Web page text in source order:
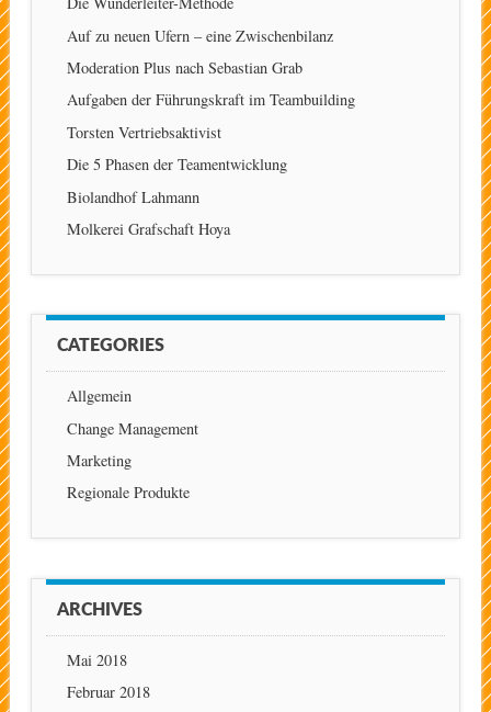
Auf zu neuen Ufern – eine Zwischenbilanz
Moderation Plus nach Sebastian Grab
Aufgaben der Führungskraft im Teambuilding
Torsten Vertriebsaktivist
Die 5 Phasen der Teamentwicklung
Biolandhof Lahmann
Molkerei Grafschaft Hoya
CATEGORIES
Allgemein
Change Management
Marketing
Regionale Produkte
ARCHIVES
Mai 2018
Februar 2018